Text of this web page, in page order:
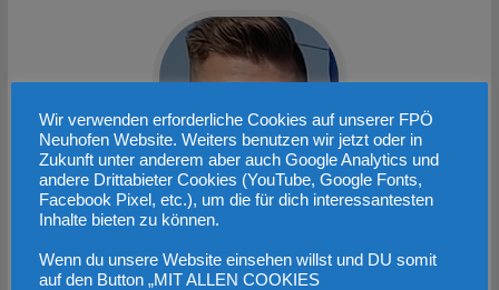
Manuel Wagner
Wir verwenden erforderliche Cookies auf unserer FPÖ
Neuhofen Website. Weiters benutzen wir jetzt oder in
Zukunft unter anderem aber auch Google Analytics und
andere Drittabieter Cookies (YouTube, Google Fonts,
Facebook Pixel, etc.), um die für dich interessantesten
Inhalte bieten zu können.
Wenn du unsere Website einsehen willst und DU somit
auf den Button „MIT ALLEN COOKIES